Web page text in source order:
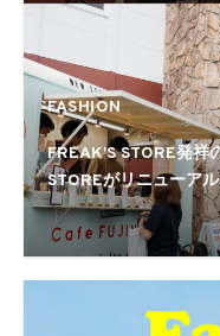
FASHION
FREAK’S STORE発祥
STOREがリニューア